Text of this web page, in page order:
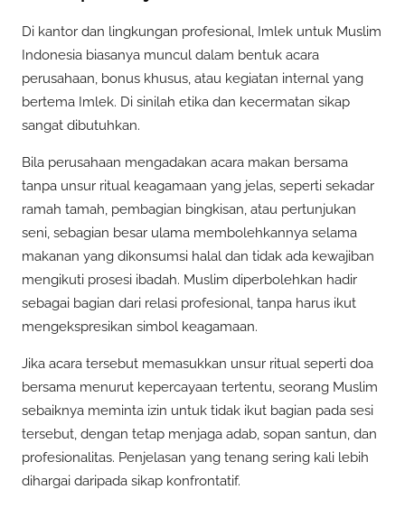
Di kantor dan lingkungan profesional, Imlek untuk Muslim
Indonesia biasanya muncul dalam bentuk acara
perusahaan, bonus khusus, atau kegiatan internal yang
bertema Imlek. Di sinilah etika dan kecermatan sikap
sangat dibutuhkan.
Bila perusahaan mengadakan acara makan bersama
tanpa unsur ritual keagamaan yang jelas, seperti sekadar
ramah tamah, pembagian bingkisan, atau pertunjukan
seni, sebagian besar ulama membolehkannya selama
makanan yang dikonsumsi halal dan tidak ada kewajiban
mengikuti prosesi ibadah. Muslim diperbolehkan hadir
sebagai bagian dari relasi profesional, tanpa harus ikut
mengekspresikan simbol keagamaan.
Jika acara tersebut memasukkan unsur ritual seperti doa
bersama menurut kepercayaan tertentu, seorang Muslim
sebaiknya meminta izin untuk tidak ikut bagian pada sesi
tersebut, dengan tetap menjaga adab, sopan santun, dan
profesionalitas. Penjelasan yang tenang sering kali lebih
dihargai daripada sikap konfrontatif.